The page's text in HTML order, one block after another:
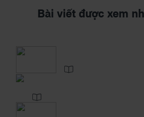
Bài viết được xem